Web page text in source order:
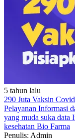
5 tahun lalu
290 Juta Vaksin
Pelayanan Informasi
yang muda suka data
kesehatan Bio Farma
Penulis: Admin